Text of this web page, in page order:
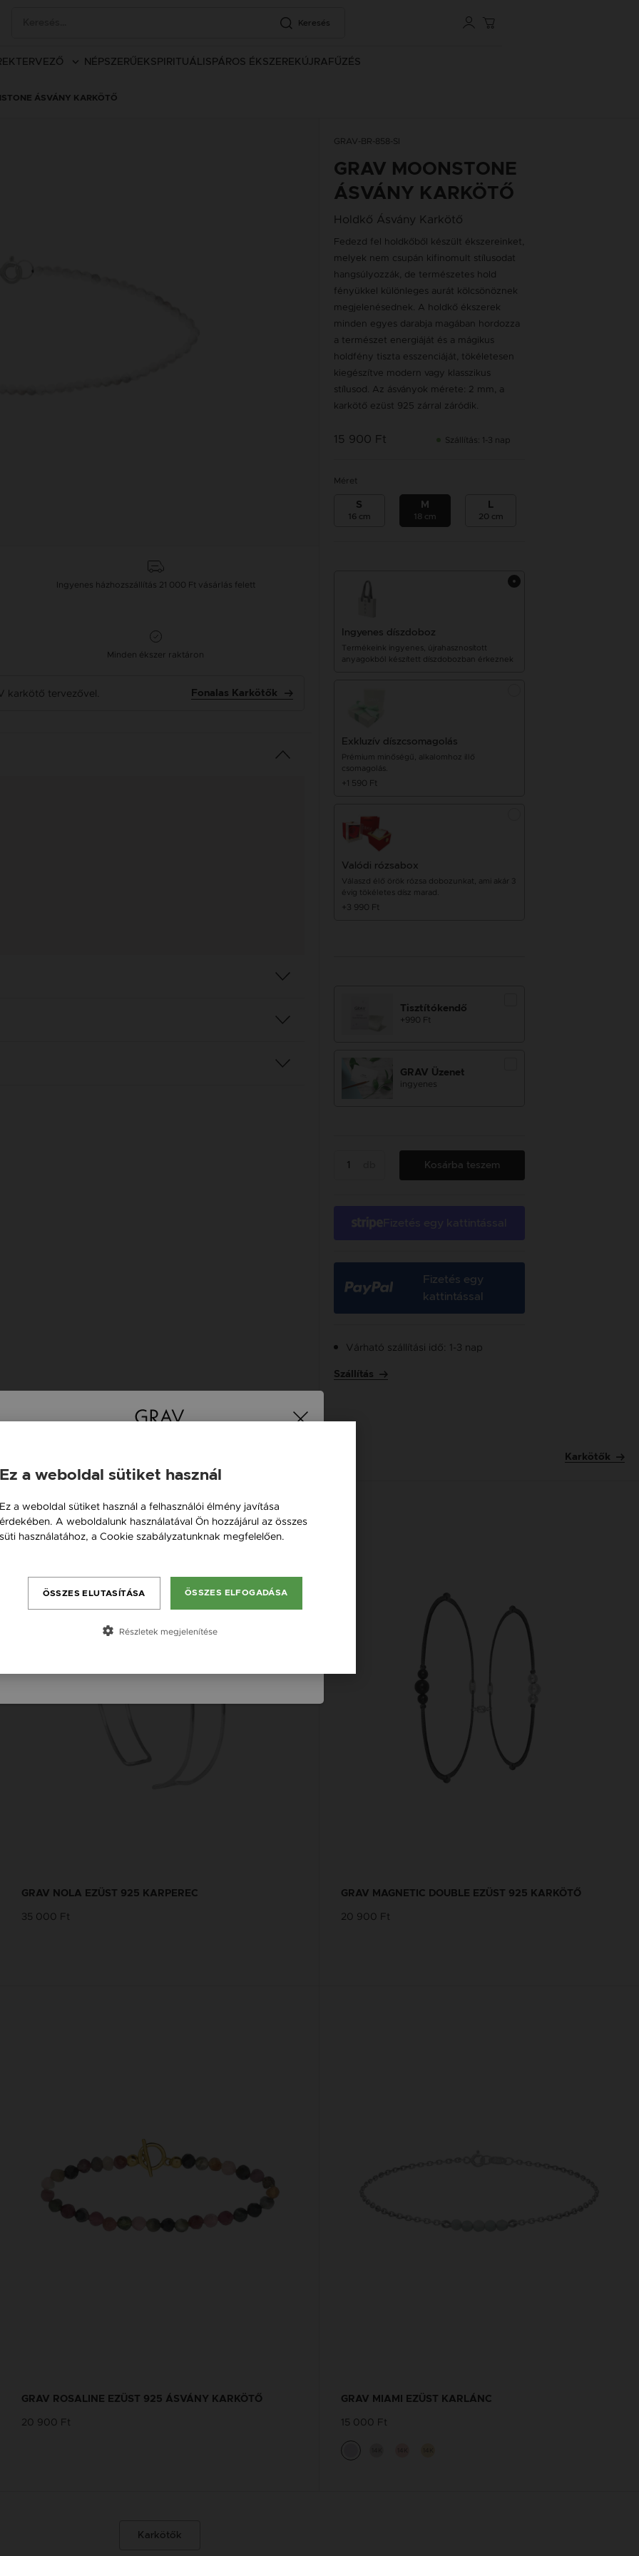
Keresés
TERVEZŐ NÉPSZERŰEK SPIRITUÁLIS PÁROS ÉKSZEREK ÚJRAFŰZÉS
ÁSVÁNY KARKÖTŐ
Ingyenes házhozszállítás 21 000 Ft vásárlás felett
Minden ékszer raktáron
karkötő tervezővel. Fonalas Karkötők
GRAV-BR-858-SI
GRAV MOONSTONE
ÁSVÁNY KARKÖTŐ
Holdkő Ásvány Karkötő
Fedezd fel holdkőből készült ékszereinket,
melyek nem csupán kifinomult stílusodat
hangsúlyozzák, de természetes hold
fényükkel különleges aurát kölcsönöznek
megjelenésednek. A holdkő ékszerek
minden egyes darabja magában hordozza
a természet energiáját és a mágikus
holdfény tiszta esszenciáját, tökéletesen
kiegészítve modern vagy klasszikus
stílusod. Az ásványok mérete: 2 mm, a
karkötő ezüst 925 zárral záródik.
15 900 Ft Szállítás: 1-3 nap
Méret
S
16 cm
M
18 cm
L
20 cm
Ingyenes díszdoboz
Termékeink ingyenes, újrahasznosított
anyagokból készített díszdobozban érkeznek
Exkluzív díszcsomagolás
Prémium minőségű, alkalomhoz illő
csomagolás.
+1 590 Ft
Valódi rózsabox
Válaszd élő örök rózsa dobozunkat, ami akár 3
évig tökéletes dísz marad.
+3 990 Ft
Tisztítókendő
+990 Ft
GRAV Üzenet
ingyenes
Kosárba teszem
Fizetés egy
kattintással
Várható szállítási idő: 1-3 nap
Szállítás
Karkötők
GRAV NOLA EZÜST 925 KARPEREC
35 000 Ft
GRAV MAGNETIC DOUBLE EZÜST 925 KARKÖTŐ
20 900 Ft
GRAV ROSALINE EZÜST 925 ÁSVÁNY KARKÖTŐ
20 900 Ft
GRAV MIAMI EZÜST KARLÁNC
15 000 Ft
Karkötők
Österreich / AT
România / RO
Slovensko / SK
Ez a weboldal sütiket használ
Ez a weboldal sütiket használ a felhasználói élmény javítása
érdekében. A weboldalunk használatával Ön hozzájárul az összes
süti használatához, a Cookie szabályzatunknak megfelelően.
ÖSSZES ELFOGADÁSA
ÖSSZES ELUTASÍTÁSA
Részletek megjelenítése